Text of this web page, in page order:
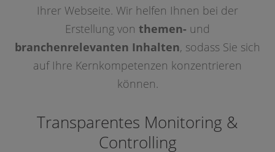
Ihrer Webseite. Wir helfen Ihnen bei der
Erstellung von themen- und
branchenrelevanten Inhalten, sodass Sie sich
auf Ihre Kernkompetenzen konzentrieren
können.
Transparentes Monitoring &
Controlling